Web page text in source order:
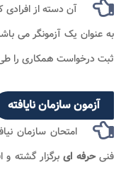
آن دسته از
به عنوان یک آزمونگر می
ثبت درخواست همکاری را
آزمون سازمان نایافته
امتحان سازمان
فنیحرفه ایبرگزار گشته و